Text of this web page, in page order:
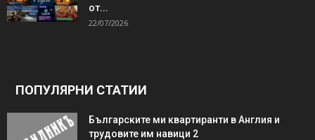
от...
22/07/2026
ПОПУЛЯРНИ СТАТИИ
Българските ми квартиранти в Англия и
трудовите им навици 2